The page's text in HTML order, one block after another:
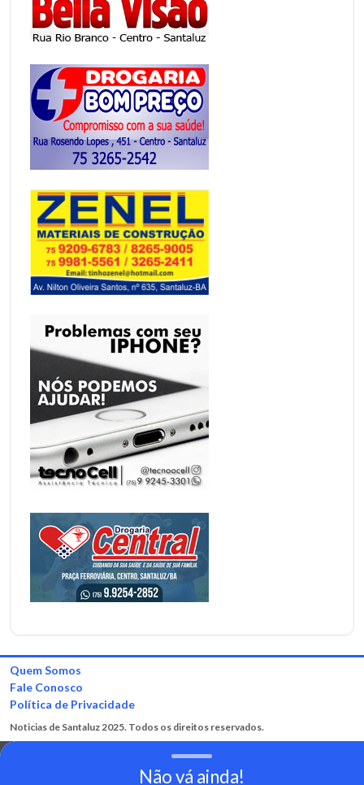
Quem Somos
Fale Conosco
Política de Privacidade
Noticias de Santaluz 2025. Todos os direitos reservados.
Não vá ainda!